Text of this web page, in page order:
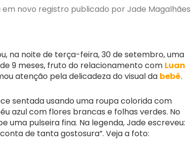
em novo registro publicado por Jade Magalhães
na noite de terça-feira, 30 de setembro, uma
9 meses, fruto do relacionamento com Luan
atenção pela delicadeza do visual da bebê.
sentada usando uma roupa colorida com
azul com flores brancas e folhas verdes. No
uma pulseira fina. Na legenda, Jade escreveu:
de tanta gostosura”. Veja a foto: